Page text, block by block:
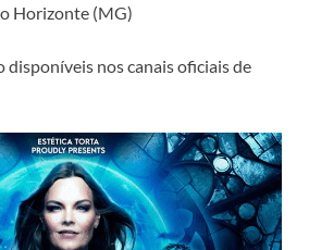
Horizonte (MG)
disponíveis nos canais oficiais de